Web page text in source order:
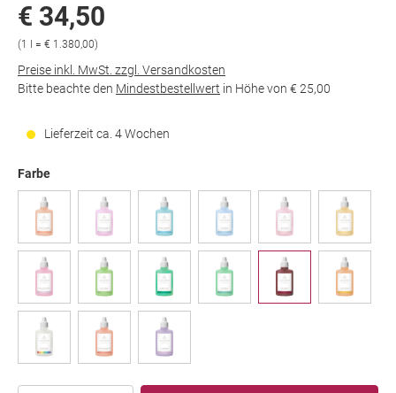
€ 34,50
(1 l = € 1.380,00)
Preise inkl. MwSt. zzgl. Versandkosten
Bitte beachte den Mindestbestellwert in Höhe von € 25,00
Lieferzeit ca. 4 Wochen
Farbe